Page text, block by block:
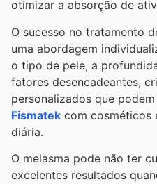
otimizar a absorção de
O sucesso no tratamento
uma abordagem
o tipo de pele, a
fatores desencadeantes,
personalizados que
Fismatek com cosméticos
diária.
O melasma pode não ter
excelentes resultados